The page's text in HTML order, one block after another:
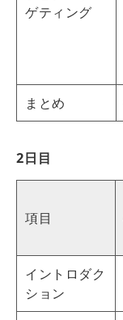
ゲティング
まとめ
2日目
項目
イントロダク
ション